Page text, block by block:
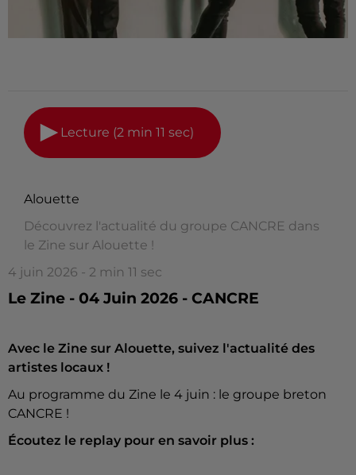
Lecture (2 min 11 sec)
Alouette
Découvrez l'actualité du groupe CANCRE dans
le Zine sur Alouette !
4 juin 2026 - 2 min 11 sec
Le Zine - 04 Juin 2026 - CANCRE
Avec le Zine sur Alouette, suivez l'actualité des
artistes locaux !
Au programme du Zine le 4 juin : le groupe breton
CANCRE !
Écoutez le replay pour en savoir plus :